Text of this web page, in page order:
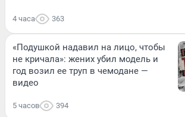
4 часа 363
«Подушкой надавил на лицо, чтобы
не кричала»: жених убил модель и
год возил ее труп в чемодане —
видео
5 часов 394